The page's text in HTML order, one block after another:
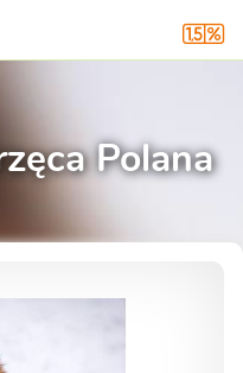
Polana